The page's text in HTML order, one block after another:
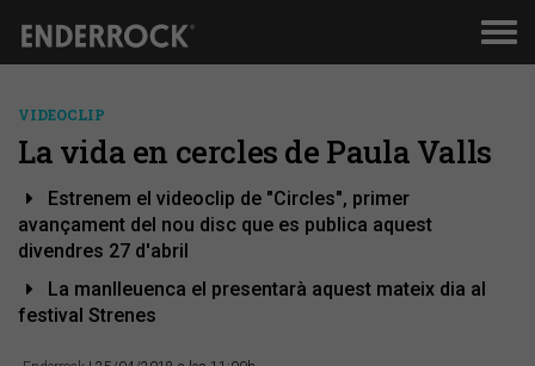
VIDEOCLIP
La vida en cercles de Paula Valls
Estrenem el videoclip de "Circles", primer
avançament del nou disc que es publica aquest
divendres 27 d'abril
La manlleuenca el presentarà aquest mateix dia al
festival Strenes